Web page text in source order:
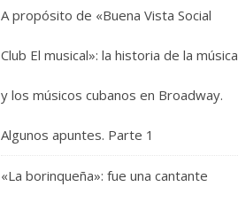
A propósito de «Buena Vista Social
Club El musical»: la historia de la música
y los músicos cubanos en Broadway.
Algunos apuntes. Parte 1
«La borinqueña»: fue una cantante